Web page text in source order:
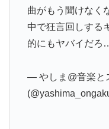
曲がもう聞けなく
中で狂言回しする
的にもヤバイだろ
— やしま@音楽と